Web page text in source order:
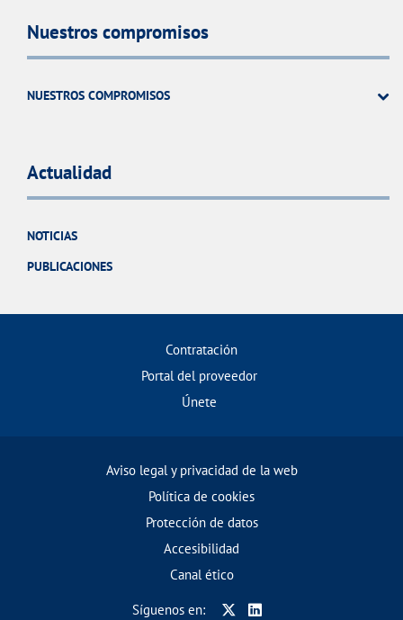
Nuestros compromisos
NUESTROS COMPROMISOS
Actualidad
NOTICIAS
PUBLICACIONES
Contratación
Portal del proveedor
Únete
Aviso legal y privacidad de la web
Política de cookies
Protección de datos
Accesibilidad
Canal ético
Síguenos en: